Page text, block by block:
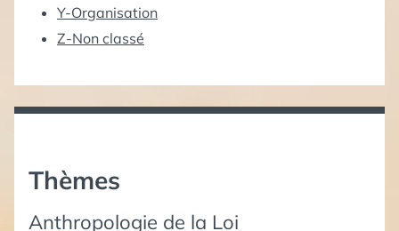
Y-Organisation
Z-Non classé
Thèmes
Anthropologie de la Loi